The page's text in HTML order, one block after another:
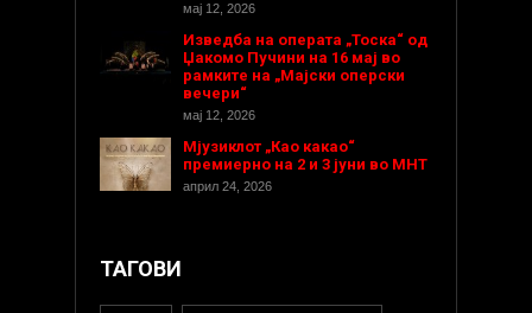
мај 12, 2026
Изведба на операта „Тоска“ од
Џакомо Пучини на 16 мај во
рамките на „Мајски оперски
вечери“
мај 12, 2026
Мјузиклот „Као какао“
премиерно на 2 и 3 јуни во МНТ
април 24, 2026
ТАГОВИ